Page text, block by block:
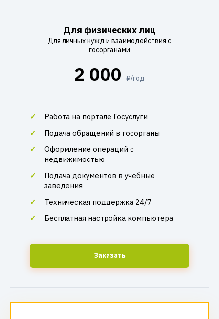
Для физических лиц
Для личных нужд и взаимодействия с
госорганами
2 000 ₽/год
Работа на портале Госуслуги
Подача обращений в госорганы
Оформление операций с
недвижимостью
Подача документов в учебные
заведения
Техническая поддержка 24/7
Бесплатная настройка компьютера
Заказать